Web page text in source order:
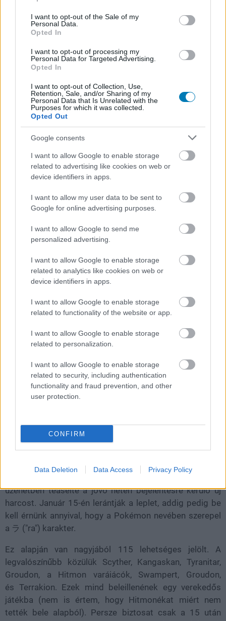
use your data for below specified purposes in below Google
consent section.
I want to opt-out of the Sale of my
Personal Data.
Opted In
I want to opt-out of processing my
Personal Data for Targeted Advertising.
Opted In
I want to opt-out of Collection, Use,
Retention, Sale, and/or Sharing of my
Personal Data that Is Unrelated with the
Purposes for which it was collected.
Opted Out
Google consents
I want to allow Google to enable storage
related to advertising like cookies on web or
device identifiers in apps.
I want to allow my user data to be sent to
Google for online advertising purposes.
I want to allow Google to send me
personalized advertising.
I want to allow Google to enable storage
related to analytics like cookies on web or
device identifiers in apps.
I want to allow Google to enable storage
related to functionality of the website or app.
I want to allow Google to enable storage
related to personalization.
I want to allow Google to enable storage
related to security, including authentication
functionality and fraud prevention, and other
user protection.
CONFIRM
Data Deletion Data Access Privacy Policy
meglepően jó főszál
AMI NEM TETSZETT
apróbb-nagyobb bugok
idejétmúlt látványvilág
Hozzászólások
Pokkén Tournament - új kihívó
érkezik a jövő héten
A Nintendo és a Bandai Namco egy új
Pokémont készül bejelenteni a készülő
Unmute Loaded:
21.65%
Pokkén Tournament
marketinggépezete egy pillanatra
üzenetben teaselte a jövő héten bejelentésre kerülő új
harcost. Január 15-én lerántják a leplet, addig pedig be
kell érnünk annyival, hogy a Pokémon nevében szerepel
a ラ ("ra") karakter.
Ez alapján van nagyjából 115 lehetséges jelölt. A
legvalószínűbb közülük Scyther, Kangaskan, Tyranitar,
Groudon, a Hitmon varáiácók, Swampert, Groudon,
és Terrakion. Ezek mind beleillenének egy verekedős
játékba (nem is értem, hogy Hitmonékat miért nem
tették bele alapból). Persze biztosat csak a 15 után